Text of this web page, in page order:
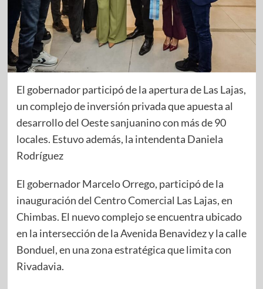
El gobernador participó de la apertura de Las Lajas,
un complejo de inversión privada que apuesta al
desarrollo del Oeste sanjuanino con más de 90
locales. Estuvo además, la intendenta Daniela
Rodríguez
El gobernador Marcelo Orrego, participó de la
inauguración del Centro Comercial Las Lajas, en
Chimbas. El nuevo complejo se encuentra ubicado
en la intersección de la Avenida Benavidez y la calle
Bonduel, en una zona estratégica que limita con
Rivadavia.